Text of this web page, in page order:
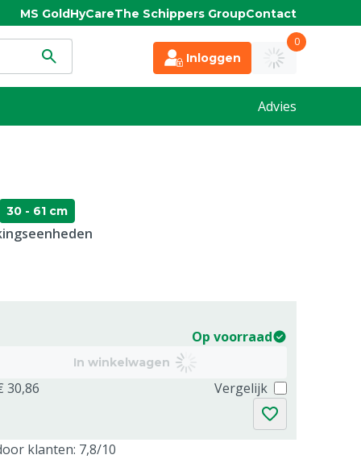
MS GoldHyCareThe Schippers GroupContact
Inloggen
0
Advies
30 - 61 cm
Op voorraad
In winkelwagen
30,86 Vergelijk
klanten: 7,8/10